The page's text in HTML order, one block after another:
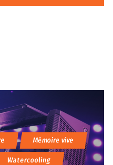
Mémoire vive
Watercooling